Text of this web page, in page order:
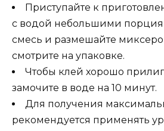
Приступайте к
с водой небольшими
смесь и размешайте
смотрите на упаковке.
Чтобы клей хорошо
замочите в воде на 10 минут.
Для получения
рекомендуется применять